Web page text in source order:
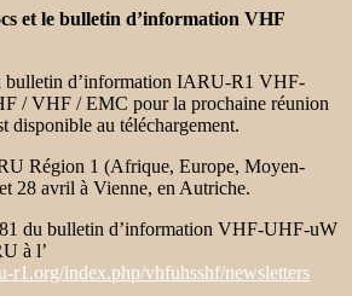
et le bulletin d’information VHF
bulletin d’information IARU-R1 VHF-
/ VHF / EMC pour la prochaine réunion
disponible au téléchargement.
Région 1 (Afrique, Europe, Moyen-
28 avril à Vienne, en Autriche.
du bulletin d’information VHF-UHF-uW
à l’
r1.org/index.php/vhfuhsshf/newsletters